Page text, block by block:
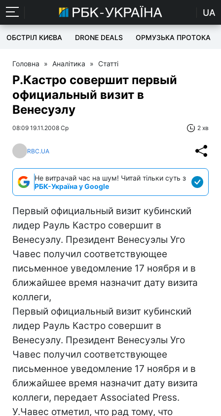
UA
ОБСТРІЛ КИЄВА DRONE DEALS ОРМУЗЬКА ПРОТОКА
Головна » Аналітика » Статті
Р.Кастро совершит первый
официальный визит в
Венесуэлу
08:09 19.11.2008 Ср 2 хв
RBC.UA
Не витрачай час на шум! Читай тільки суть з
РБК-Україна у Google
Первый официальный визит кубинский
лидер Рауль Кастро совершит в
Венесуэлу. Президент Венесуэлы Уго
Чавес получил соответствующее
письменное уведомление 17 ноября и в
ближайшее время назначит дату визита
коллеги,
Первый официальный визит кубинский
лидер Рауль Кастро совершит в
Венесуэлу. Президент Венесуэлы Уго
Чавес получил соответствующее
письменное уведомление 17 ноября и в
ближайшее время назначит дату визита
коллеги, передает Associated Press.
У.Чавес отметил, что рад тому, что